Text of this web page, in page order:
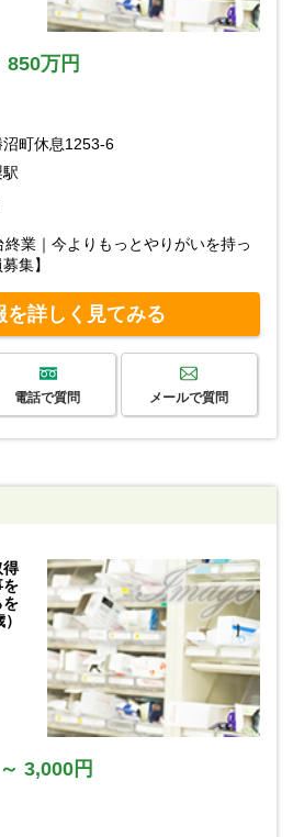
850万円
町休息1253-6
業｜今よりもっとやりがいを持っ
集】
を詳しく見てみる
電話で質問 メールで質問
得
を
を
3,000円